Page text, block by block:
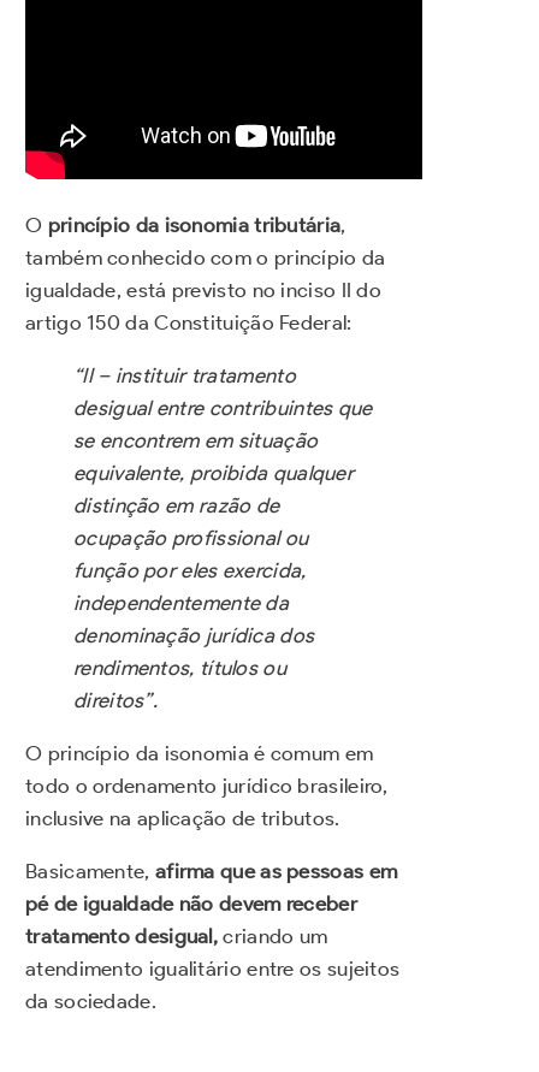
O princípio da isonomia tributária,
também conhecido com o princípio da
igualdade, está previsto no inciso II do
artigo 150 da Constituição Federal:
“II – instituir tratamento
desigual entre contribuintes que
se encontrem em situação
equivalente, proibida qualquer
distinção em razão de
ocupação profissional ou
função por eles exercida,
independentemente da
denominação jurídica dos
rendimentos, títulos ou
direitos”.
O princípio da isonomia é comum em
todo o ordenamento jurídico brasileiro,
inclusive na aplicação de tributos.
Basicamente, afirma que as pessoas em
pé de igualdade não devem receber
tratamento desigual, criando um
atendimento igualitário entre os sujeitos
da sociedade.